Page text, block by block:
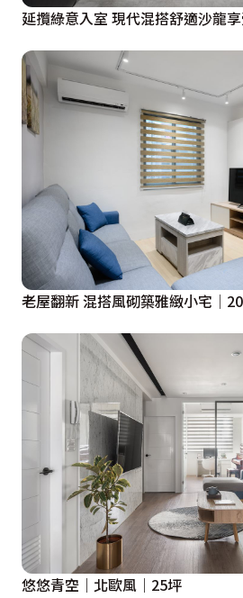
延攬綠意入室 現代混搭舒適沙龍
老屋翻新 混搭風砌築雅緻小宅
悠悠青空｜北歐風｜25坪